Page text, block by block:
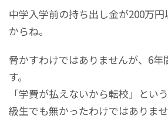
中学入学前の持ち出し金が200万
からね。
脅かすわけではありませんが、6年
す。
「学費が払えないから転校」とい
級生でも無かったわけではありませ